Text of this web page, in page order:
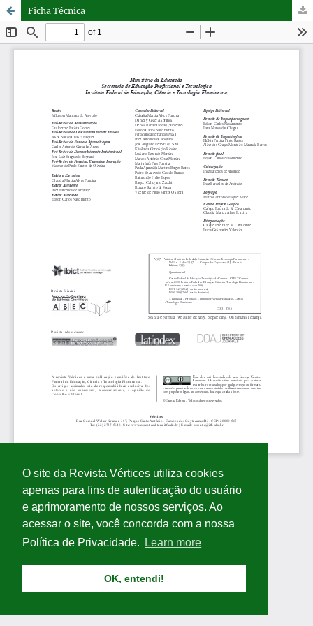
O site da Revista Vértices utiliza cookies
apenas para fins de autenticação do usuário
e aprimoramento de nossos serviços. Ao
acessar o site, você concorda com a nossa
Política de Privacidade.
Learn more
OK, entendi!
Ficha Técnica